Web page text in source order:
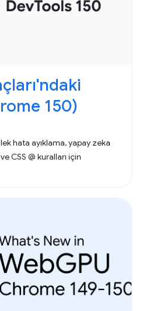
150)
hata ayıklama, yapay zeka
CSS @ kuralları için